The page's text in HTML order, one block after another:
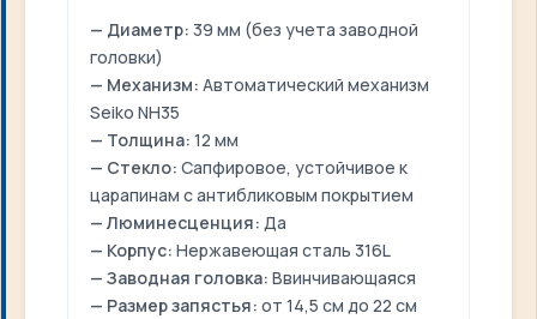
— Диаметр: 39 мм (без учета заводной
головки)
— Механизм: Автоматический механизм
Seiko NH35
— Толщина: 12 мм
— Стекло: Сапфировое, устойчивое к
царапинам с антибликовым покрытием
— Люминесценция: Да
— Корпус: Нержавеющая сталь 316L
— Заводная головка: Ввинчивающаяся
— Размер запястья: от 14,5 см до 22 см